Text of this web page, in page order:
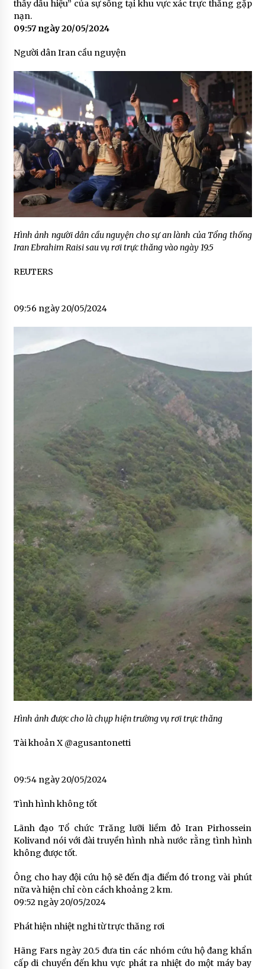
thấy dấu hiệu” của sự sống tại khu vực xác trực thăng gặp
nạn.
09:57 ngày 20/05/2024
Người dân Iran cầu nguyện
Hình ảnh người dân cầu nguyện cho sự an lành của Tổng thống
Iran Ebrahim Raisi sau vụ rơi trực thăng vào ngày 19.5
REUTERS
09:56 ngày 20/05/2024
Hình ảnh được cho là chụp hiện trường vụ rơi trực thăng
Tài khoản X @agusantonetti
09:54 ngày 20/05/2024
Tình hình không tốt
Lãnh đạo Tổ chức Trăng lưỡi liềm đỏ Iran Pirhossein
Kolivand nói với đài truyền hình nhà nước rằng tình hình
không được tốt.
Ông cho hay đội cứu hộ sẽ đến địa điểm đó trong vài phút
nữa và hiện chỉ còn cách khoảng 2 km.
09:52 ngày 20/05/2024
Phát hiện nhiệt nghi từ trực thăng rơi
Hãng Fars ngày 20.5 đưa tin các nhóm cứu hộ đang khẩn
cấp di chuyển đến khu vực phát ra nhiệt do một máy bay